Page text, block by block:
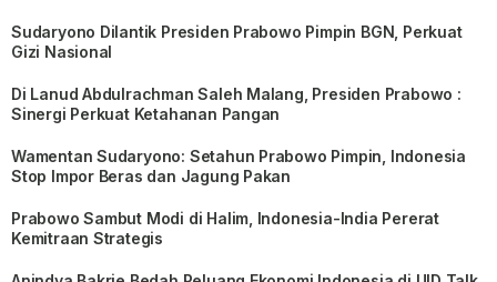
Sudaryono Dilantik Presiden Prabowo Pimpin BGN, Perkuat
Gizi Nasional
Di Lanud Abdulrachman Saleh Malang, Presiden Prabowo :
Sinergi Perkuat Ketahanan Pangan
Wamentan Sudaryono: Setahun Prabowo Pimpin, Indonesia
Stop Impor Beras dan Jagung Pakan
Prabowo Sambut Modi di Halim, Indonesia-India Pererat
Kemitraan Strategis